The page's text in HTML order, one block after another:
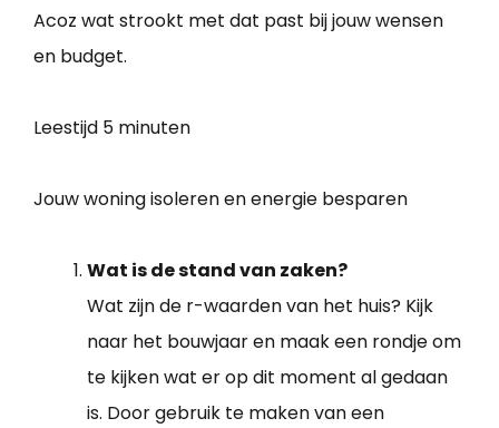
Acoz wat strookt met dat past bij jouw wensen
en budget.
Leestijd 5 minuten
Jouw woning isoleren en energie besparen
Wat is de stand van zaken?
Wat zijn de r-waarden van het huis? Kijk
naar het bouwjaar en maak een rondje om
te kijken wat er op dit moment al gedaan
is. Door gebruik te maken van een